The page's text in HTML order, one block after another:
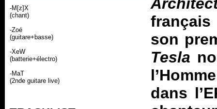
-M[z]X
(chant)
-Zoé
(guitare+basse)
-XeW
(batterie+électro)
-MaT
(2nde guitare live)
son
Tesla
dans